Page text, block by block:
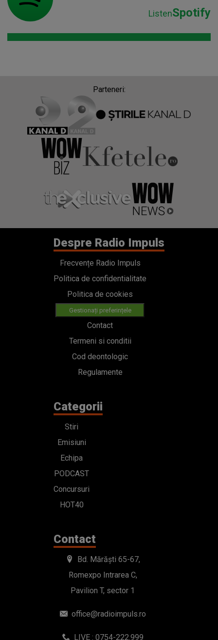
ListenSpotify
Parteneri:
Despre Radio Impuls
Frecvențe Radio Impuls
Politica de confidentialitate
Politica de cookies
Gestionați preferințele
Contact
Termeni si conditii
Cod deontologic
Regulamente
Categorii
Stiri
Emisiuni
Echipa
PODCAST
Concursuri
HOT40
Contact
Bd. Mărăști 65-67,
Romexpo Intrarea C,
Pavilion T, sector 1
office@radioimpuls.ro
LIVE : 0754-222.999